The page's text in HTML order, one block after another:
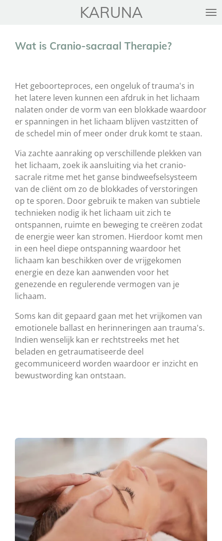
KARUNA
Wat is Cranio-sacraal Therapie?
Het geboorteproces, een ongeluk of trauma's in
het latere leven kunnen een afdruk in het lichaam
nalaten onder de vorm van een blokkade waardoor
er spanningen in het lichaam blijven vastzitten of
de schedel min of meer onder druk komt te staan.
Via zachte aanraking op verschillende plekken van
het lichaam, zoek ik aansluiting via het cranio-
sacrale ritme met het ganse bindweefselsysteem
van de cliënt om zo de blokkades of verstoringen
op te sporen. Door gebruik te maken van subtiele
technieken nodig ik het lichaam uit zich te
ontspannen, ruimte en beweging te creëren zodat
de energie weer kan stromen. Hierdoor komt men
in een heel diepe ontspanning waardoor het
lichaam kan beschikken over de vrijgekomen
energie en deze kan aanwenden voor het
genezende en regulerende vermogen van je
lichaam.
Soms kan dit gepaard gaan met het vrijkomen van
emotionele ballast en herinneringen aan trauma's.
Indien wenselijk kan er rechtstreeks met het
beladen en getraumatiseerde deel
gecommuniceerd worden waardoor er inzicht en
bewustwording kan ontstaan.